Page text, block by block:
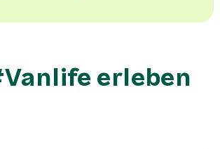
erleben